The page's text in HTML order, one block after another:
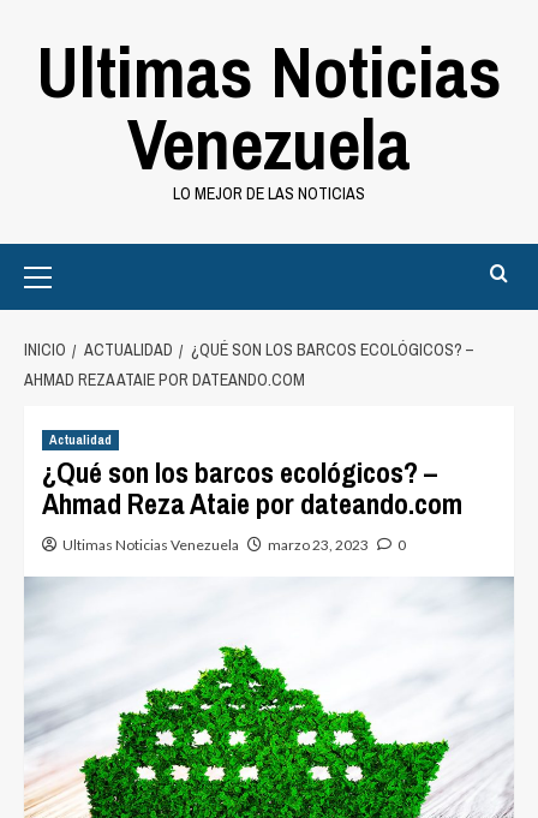
Ultimas Noticias
Venezuela
LO MEJOR DE LAS NOTICIAS
Menu
INICIO ACTUALIDAD
¿QUÉ SON LOS BARCOS ECOLÓGICOS? –
AHMAD REZA ATAIE POR DATEANDO.COM
Actualidad
¿Qué son los barcos ecológicos? –
Ahmad Reza Ataie por dateando.com
Ultimas Noticias Venezuela marzo 23, 2023 0